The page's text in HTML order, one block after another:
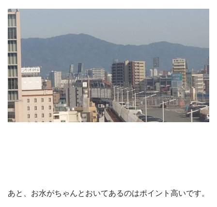
あと、お水がちゃんとおいてあるのはポイント高いです。